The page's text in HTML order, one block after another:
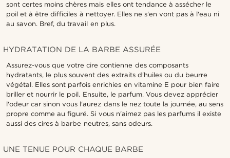
sont certes moins chères mais elles ont tendance à assécher le
poil et à être difficiles à nettoyer. Elles ne s'en vont pas à l'eau ni
au savon. Bref, du travail en plus.
HYDRATATION DE LA BARBE ASSURÉE
Assurez-vous que votre cire contienne des composants
hydratants, le plus souvent des extraits d'huiles ou du beurre
végétal. Elles sont parfois enrichies en vitamine E pour bien faire
briller et nourrir le poil. Ensuite, le parfum. Vous devez apprécier
l'odeur car sinon vous l'aurez dans le nez toute la journée, au sens
propre comme au figuré. Si vous n'aimez pas les parfums il existe
aussi des cires à barbe neutres, sans odeurs.
UNE TENUE POUR CHAQUE BARBE